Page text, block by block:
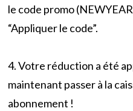
le code promo
“Appliquer le code”.
4. Votre réduction a été
maintenant passer à la
abonnement !